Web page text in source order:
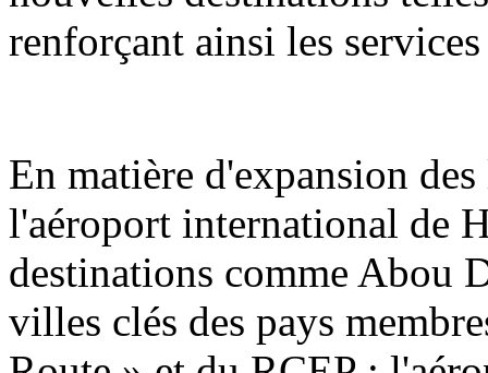
renforçant ainsi les
En matière d'expansion
l'aéroport international de
destinations comme Abou
villes clés des pays